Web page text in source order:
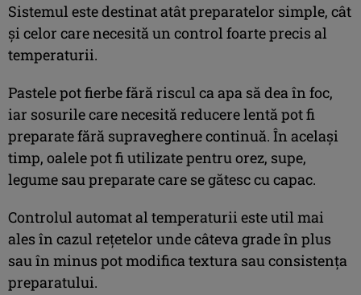
Sistemul este destinat atât preparatelor simple, cât
și celor care necesită un control foarte precis al
temperaturii.
Pastele pot fierbe fără riscul ca apa să dea în foc,
iar sosurile care necesită reducere lentă pot fi
preparate fără supraveghere continuă. În același
timp, oalele pot fi utilizate pentru orez, supe,
legume sau preparate care se gătesc cu capac.
Controlul automat al temperaturii este util mai
ales în cazul rețetelor unde câteva grade în plus
sau în minus pot modifica textura sau consistența
preparatului.